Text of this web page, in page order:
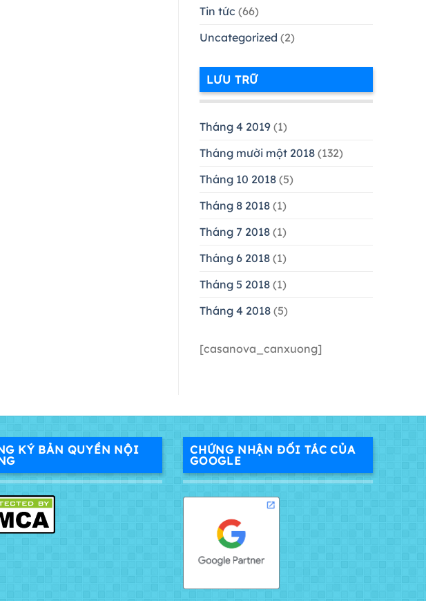
Tin tức (66)
Uncategorized (2)
LƯU TRỮ
Tháng 4 2019(1)
Tháng mười một 2018(132)
Tháng 10 2018(5)
Tháng 8 2018(1)
Tháng 7 2018(1)
Tháng 6 2018(1)
Tháng 5 2018(1)
Tháng 4 2018(5)
[casanova_canxuong]
KÝ BẢN QUYỀN NỘI
CHỨNG NHẬN ĐỐI TÁC CỦA
GOOGLE